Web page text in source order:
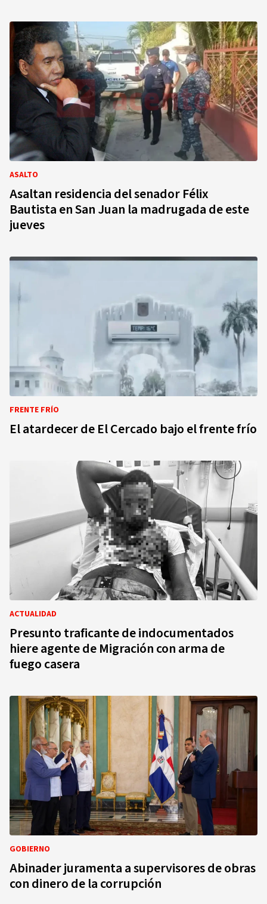
ASALTO
Asaltan residencia del senador Félix
Bautista en San Juan la madrugada de este
jueves
FRENTE FRÍO
El atardecer de El Cercado bajo el frente frío
ACTUALIDAD
Presunto traficante de indocumentados
hiere agente de Migración con arma de
fuego casera
GOBIERNO
Abinader juramenta a supervisores de obras
con dinero de la corrupción